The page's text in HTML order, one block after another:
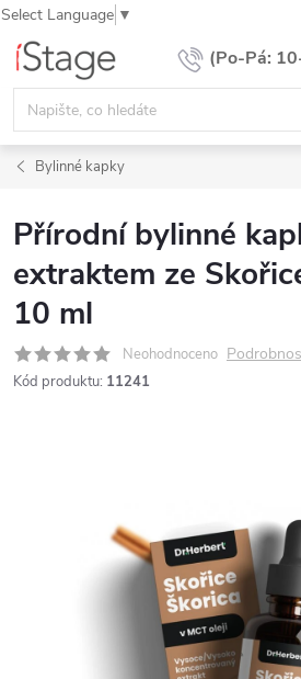
Select Language ▼
Přejít
obsah
Bylinné kapky
Přírodní bylinné
extraktem ze
10 ml
Neohodnoceno
Kód produktu: 11241